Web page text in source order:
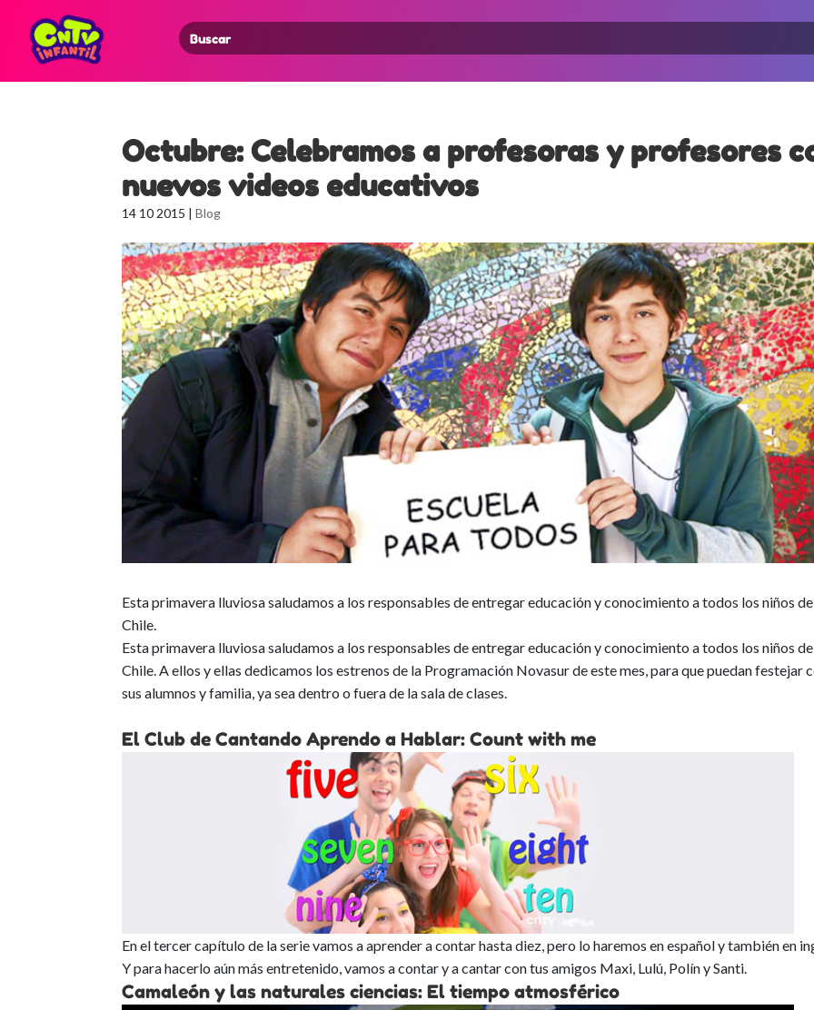
Search
for:
Octubre: Celebramos a profesoras y profesores
nuevos videos educativos
14 10 2015 |Blog
Esta primavera lluviosa saludamos a los responsables de entregar educación y conocimiento a todos los niños de
Chile.
Esta primavera lluviosa saludamos a los responsables de entregar educación y conocimiento a todos los niños de
Chile. A ellos y ellas dedicamos los estrenos de la Programación Novasur de este mes, para que puedan festejar
sus alumnos y familia, ya sea dentro o fuera de la sala de clases.
El Club de Cantando Aprendo a Hablar: Count with me
En el tercer capítulo de la serie vamos a aprender a contar hasta diez, pero lo haremos en español y también en
Y para hacerlo aún más entretenido, vamos a contar y a cantar con tus amigos Maxi, Lulú, Polín y Santi.
Camaleón y las naturales ciencias: El tiempo atmosférico